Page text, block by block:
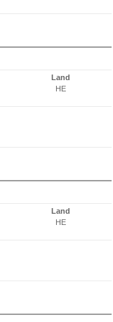
Land
HE
Land
HE